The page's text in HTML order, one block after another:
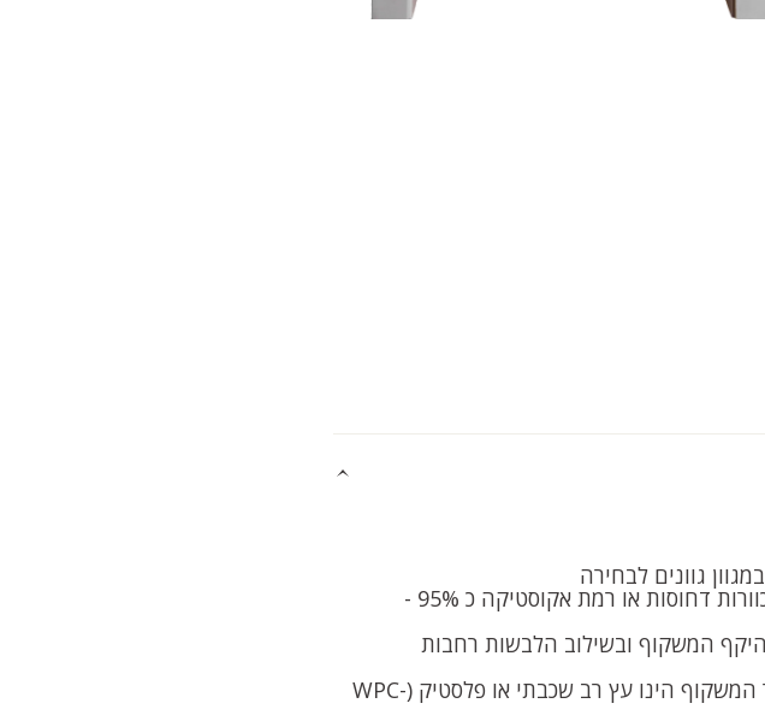
מילוי הכנף: על פי בחירה, רמת אקוסטיקה כ 70% - 2 כוורות דחוסות או רמת אקוסטיקה כ 95% -
המשקוף ובשילוב הלבשות רחבות
גמר המשקוף וההלבשות מגיע בגוון תואם לדלת, חומר המשקוף הינו עץ רב שכבתי או פלסטיק (WPC-